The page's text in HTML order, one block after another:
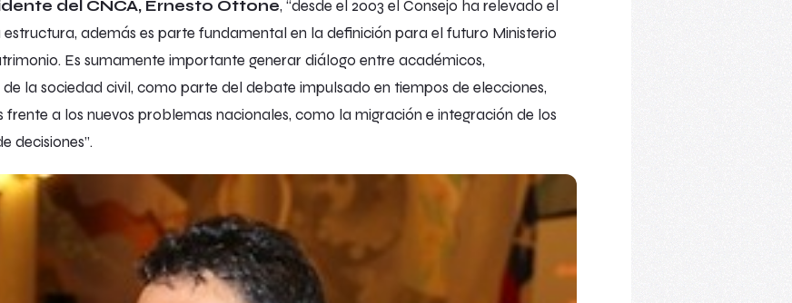
del CNCA, Ernesto Ottone, “desde el 2003 el Consejo ha relevado el
además es parte fundamental en la definición para el futuro Ministerio
Es sumamente importante generar diálogo entre académicos,
la sociedad civil, como parte del debate impulsado en tiempos de elecciones,
frente a los nuevos problemas nacionales, como la migración e integración de los
decisiones”.